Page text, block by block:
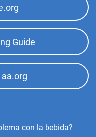
Guide
con la bebida?